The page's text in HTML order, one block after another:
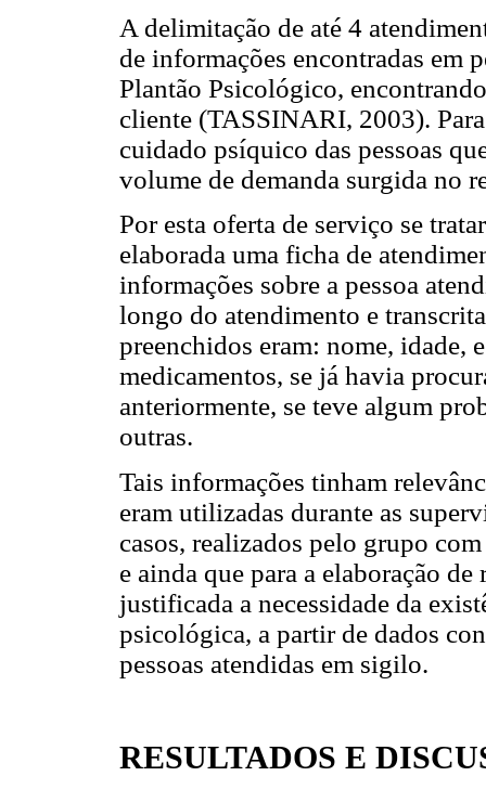
A delimitação de até 4
de informações encontradas em
Plantão Psicológico,
cliente (TASSINARI, 2003).
cuidado psíquico das pessoas
volume de demanda surgida no
Por esta oferta de serviço se
elaborada uma ficha de
informações sobre a pessoa
longo do atendimento e
preenchidos eram: nome, idade,
medicamentos, se já havia
anteriormente, se teve algum
outras.
Tais informações tinham
eram utilizadas durante as
casos, realizados pelo grupo
e ainda que para a elaboração
justificada a necessidade da
psicológica, a partir de dados
pessoas atendidas em sigilo.
RESULTADOS E